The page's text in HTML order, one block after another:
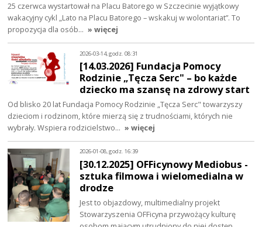
25 czerwca wystartował na Placu Batorego w Szczecinie wyjątkowy
wakacyjny cykl „Lato na Placu Batorego – wskakuj w wolontariat”. To
propozycja dla osób… » więcej
2026-03-14, godz. 08:31
[14.03.2026] Fundacja Pomocy
Rodzinie „Tęcza Serc" – bo każde
dziecko ma szansę na zdrowy start
Od blisko 20 lat Fundacja Pomocy Rodzinie „Tęcza Serc" towarzyszy
dzieciom i rodzinom, które mierzą się z trudnościami, których nie
wybrały. Wspiera rodzicielstwo… » więcej
2026-01-08, godz. 16:39
[30.12.2025] OFFicynowy Mediobus -
sztuka filmowa i wielomedialna w
drodze
Jest to objazdowy, multimedialny projekt
Stowarzyszenia OFFicyna przywożący kulturę